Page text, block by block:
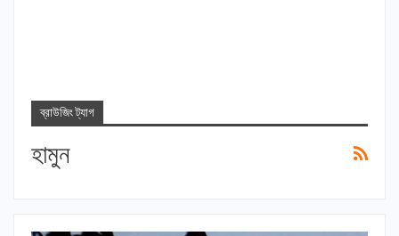
ব্রাউজিং ট্যাগ
হামুন